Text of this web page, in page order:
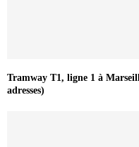
Tramway T1, ligne 1 à
adresses)